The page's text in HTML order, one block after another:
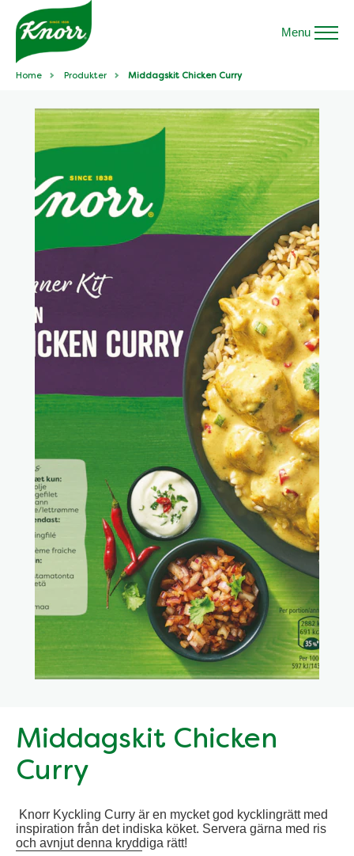
Menu
Home Produkter Middagskit Chicken Curry
Middagskit Chicken
Curry
Knorr Kyckling Curry är en mycket god kycklingrätt med
inspiration från det indiska köket. Servera gärna med ris
och avnjut denna kryddiga rätt!